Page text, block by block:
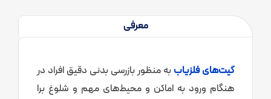
معرفی
گیت‌های فلزیاب به منظور بازرسی بدنی دقیق افراد در
هنگام ورود به اماکن و محیط‌های مهم و شلوغ برا